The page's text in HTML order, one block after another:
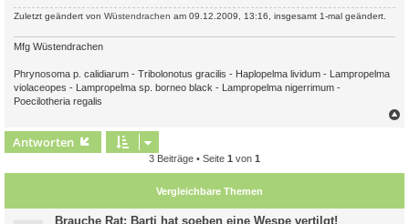
Zuletzt geändert von Wüstendrachen am 09.12.2009, 13:16, insgesamt 1-mal geändert.
Mfg Wüstendrachen
Phrynosoma p. calidiarum - Tribolonotus gracilis - Haplopelma lividum - Lampropelma
violaceopes - Lampropelma sp. borneo black - Lampropelma nigerrimum -
Poecilotheria regalis
b
Antworten
3 Beiträge • Seite 1 von 1
Vergleichbare Themen
Brauche Rat: Barti hat soeben eine Wespe vertilgt!